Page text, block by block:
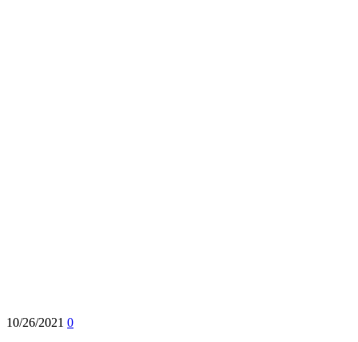
10/26/2021 0